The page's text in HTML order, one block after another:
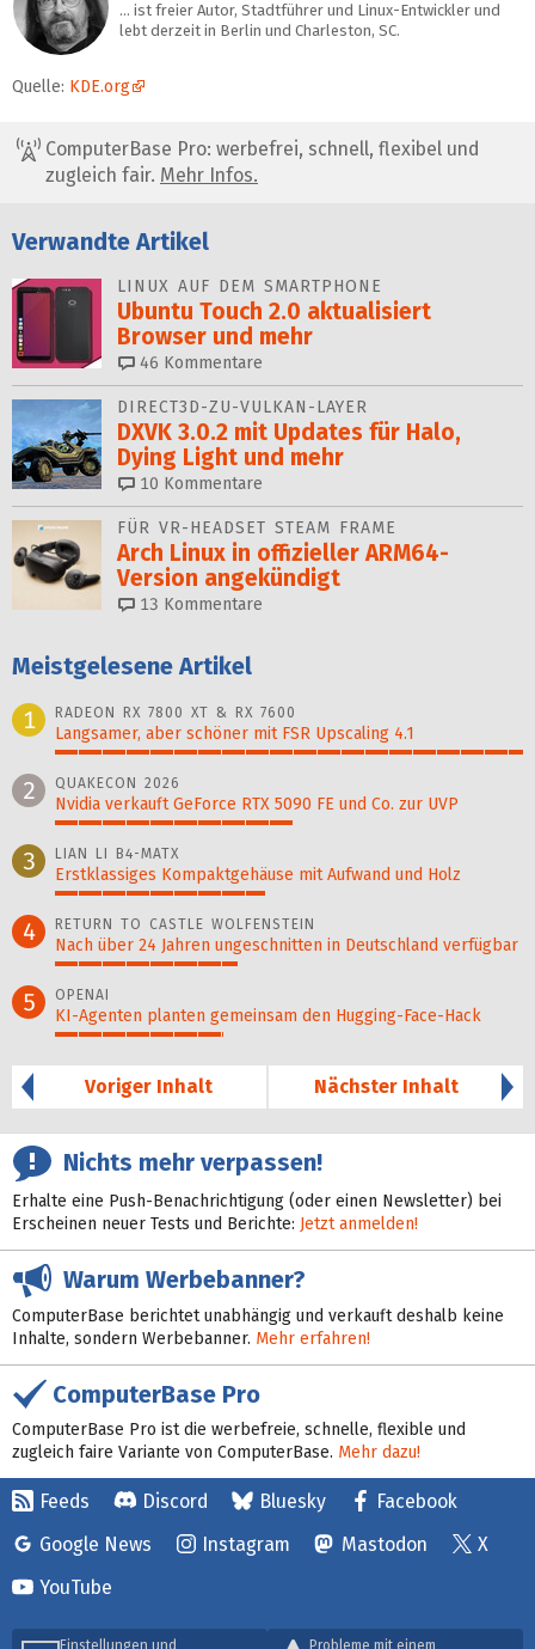
… ist freier Autor, Stadtführer und Linux-Entwickler und
lebt derzeit in Berlin und Charleston, SC.
Quelle: KDE.org
ComputerBase Pro: werbefrei, schnell, flexibel und
zugleich fair. Mehr Infos.
Verwandte Artikel
LINUX AUF DEM SMARTPHONE
Ubuntu Touch 2.0 aktualisiert
Browser und mehr
46 Kommentare
DIRECT3D-ZU-VULKAN-LAYER
DXVK 3.0.2 mit Updates für Halo,
Dying Light und mehr
10 Kommentare
FÜR VR-HEADSET STEAM FRAME
Arch Linux in offizieller ARM64-
Version angekündigt
13 Kommentare
Meistgelesene Artikel
1
RADEON RX 7800 XT & RX 7600
Langsamer, aber schöner mit FSR Upscaling 4.1
100%
2 QUAKECON 2026
Nvidia verkauft GeForce RTX 5090 FE und Co. zur UVP
51%
3 LIAN LI B4-MATX
Erstklassiges Kompaktgehäuse mit Aufwand und Holz
45%
4 RETURN TO CASTLE WOLFENSTEIN
Nach über 24 Jahren ungeschnitten in Deutschland verfügbar
39%
5 OPENAI
KI-Agenten planten gemein­sam den Hugging-Face-Hack
36%
Voriger Inhalt
Nächster Inhalt
Nichts mehr verpassen!
Erhalte eine Push-Benachrichtigung (oder einen Newsletter) bei
Erscheinen neuer Tests und Berichte: Jetzt anmelden!
Warum Werbebanner?
ComputerBase berichtet unabhängig und verkauft deshalb keine
Inhalte, sondern Werbebanner. Mehr erfahren!
ComputerBase Pro
ComputerBase Pro ist die werbefreie, schnelle, flexible und
zugleich faire Variante von ComputerBase. Mehr dazu!
Feeds Discord Bluesky
Facebook
Google News
Instagram Mastodon
X
YouTube